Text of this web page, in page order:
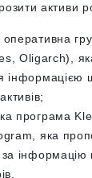
активи
Oligarch),
інформацією
програма
яка
інформацію